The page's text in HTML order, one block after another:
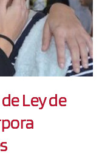
Ley de